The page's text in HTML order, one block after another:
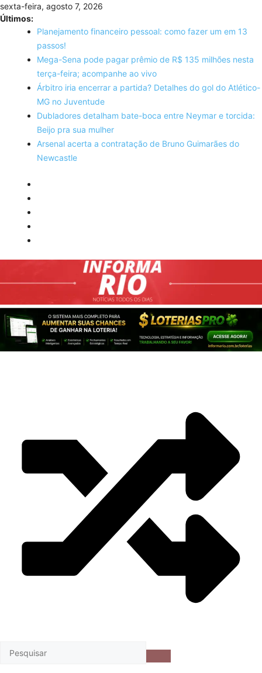
Skip
to
content
sexta-feira, agosto 7, 2026
Últimos:
Planejamento financeiro pessoal: como fazer um em 13
passos!
Mega-Sena pode pagar prêmio de R$ 135 milhões nesta
terça-feira; acompanhe ao vivo
Árbitro iria encerrar a partida? Detalhes do gol do Atlético-
MG no Juventude
Dubladores detalham bate-boca entre Neymar e torcida:
Beijo pra sua mulher
Arsenal acerta a contratação de Bruno Guimarães do
Newcastle